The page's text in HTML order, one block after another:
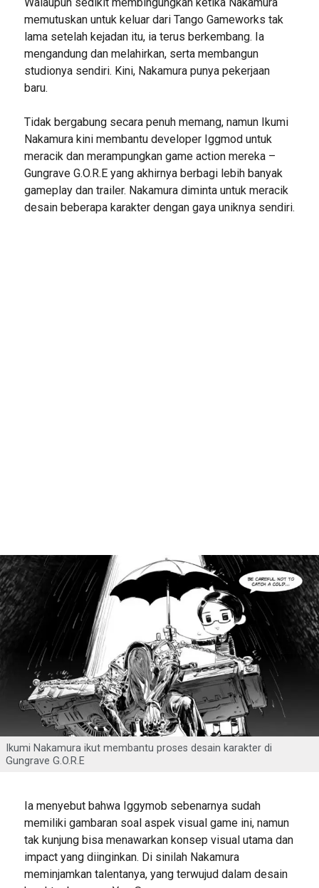
memutuskan untuk keluar dari Tango Gameworks tak
lama setelah kejadan itu, ia terus berkembang. Ia
mengandung dan melahirkan, serta membangun
studionya sendiri. Kini, Nakamura punya pekerjaan
baru.
Tidak bergabung secara penuh memang, namun Ikumi
Nakamura kini membantu developer Iggmod untuk
meracik dan merampungkan game action mereka –
Gungrave G.O.R.E yang akhirnya berbagi lebih banyak
gameplay dan trailer. Nakamura diminta untuk meracik
desain beberapa karakter dengan gaya uniknya sendiri.
Ikumi Nakamura ikut membantu proses desain karakter di
Gungrave G.O.R.E
Ia menyebut bahwa Iggymob sebenarnya sudah
memiliki gambaran soal aspek visual game ini, namun
tak kunjung bisa menawarkan konsep visual utama dan
impact yang diinginkan. Di sinilah Nakamura
meminjamkan talentanya, yang terwujud dalam desain